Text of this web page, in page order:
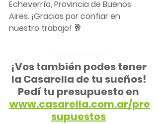
Echeverría, Provincia de Buenos
Aires. ¡Gracias por confiar en
nuestro trabajo! 🥂
¡Vos también podes tener
la Casarella de tu sueños!
Pedí tu presupuesto en
www.casarella.com.ar/pre
supuestos